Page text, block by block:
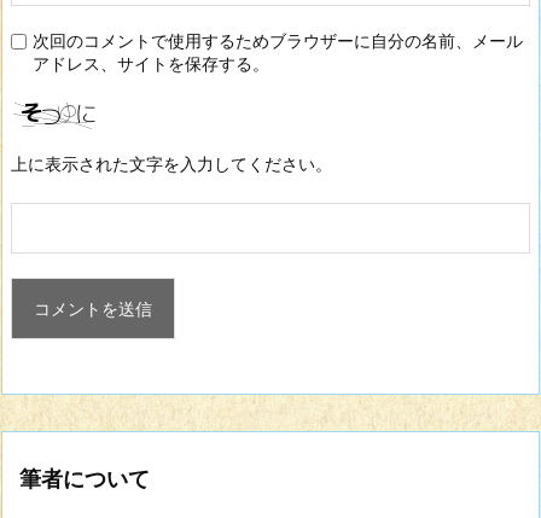
次回のコメントで使用するためブラウザーに自分の名前、メール
アドレス、サイトを保存する。
上に表示された文字を入力してください。
筆者について